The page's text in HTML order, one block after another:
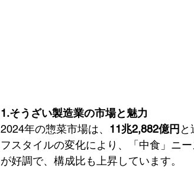
1.そうざい製造業の市場と魅力
2024年の惣菜市場は、 11兆2,882億円
フスタイルの変化により、「中食」ニ
が好調で、構成比も上昇しています。